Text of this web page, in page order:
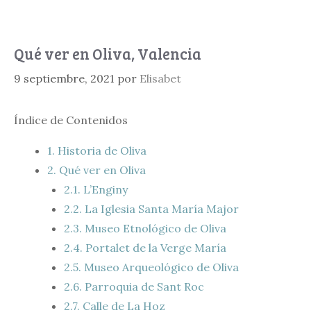
Qué ver en Oliva, Valencia
9 septiembre, 2021 por Elisabet
Índice de Contenidos
1. Historia de Oliva
2. Qué ver en Oliva
2.1. L’Enginy
2.2. La Iglesia Santa María Major
2.3. Museo Etnológico de Oliva
2.4. Portalet de la Verge María
2.5. Museo Arqueológico de Oliva
2.6. Parroquia de Sant Roc
2.7. Calle de La Hoz